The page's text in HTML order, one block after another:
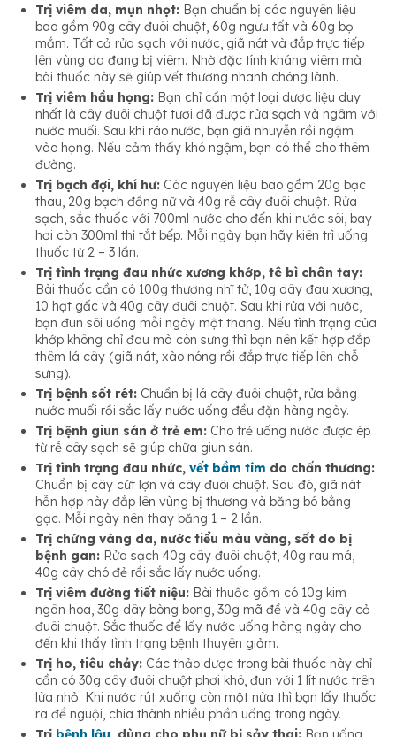
Trị viêm da, mụn nhọt: Bạn chuẩn bị các nguyên liệu
bao gồm 90g cây đuôi chuột, 60g ngưu tất và 60g bọ
mắm. Tất cả rửa sạch với nước, giã nát và đắp trực tiếp
lên vùng da đang bị viêm. Nhờ đặc tính kháng viêm mà
bài thuốc này sẽ giúp vết thương nhanh chóng lành.
Trị viêm hầu họng: Bạn chỉ cần một loại dược liệu duy
nhất là cây đuôi chuột tươi đã được rửa sạch và ngâm với
nước muối. Sau khi ráo nước, bạn giã nhuyễn rồi ngậm
vào họng. Nếu cảm thấy khó ngậm, bạn có thể cho thêm
đường.
Trị bạch đợi, khí hư: Các nguyên liệu bao gồm 20g bạc
thau, 20g bạch đồng nữ và 40g rễ cây đuôi chuột. Rửa
sạch, sắc thuốc với 700ml nước cho đến khi nước sôi, bay
hơi còn 300ml thì tắt bếp. Mỗi ngày bạn hãy kiên trì uống
thuốc từ 2 – 3 lần.
Trị tình trạng đau nhức xương khớp, tê bì chân tay:
Bài thuốc cần có 100g thương nhĩ tử, 10g dây đau xương,
10 hạt gấc và 40g cây đuôi chuột. Sau khi rửa với nước,
bạn đun sôi uống mỗi ngày một thang. Nếu tình trạng của
khớp không chỉ đau mà còn sưng thì bạn nên kết hợp đắp
thêm lá cây (giã nát, xào nóng rồi đắp trực tiếp lên chỗ
sưng).
Trị bệnh sốt rét: Chuẩn bị lá cây đuôi chuột, rửa bằng
nước muối rồi sắc lấy nước uống đều đặn hàng ngày.
Trị bệnh giun sán ở trẻ em: Cho trẻ uống nước được ép
từ rễ cây sạch sẽ giúp chữa giun sán.
Trị tình trạng đau nhức, vết bầm tím do chấn thương:
Chuẩn bị cây cứt lợn và cây đuôi chuột. Sau đó, giã nát
hỗn hợp này đắp lên vùng bị thương và băng bó bằng
gạc. Mỗi ngày nên thay băng 1 – 2 lần.
Trị chứng vàng da, nước tiểu màu vàng, sốt do bị
bệnh gan: Rửa sạch 40g cây đuôi chuột, 40g rau má,
40g cây chó đẻ rồi sắc lấy nước uống.
Trị viêm đường tiết niệu: Bài thuốc gồm có 10g kim
ngân hoa, 30g dây bòng bong, 30g mã đề và 40g cây cỏ
đuôi chuột. Sắc thuốc để lấy nước uống hàng ngày cho
đến khi thấy tình trạng bệnh thuyên giảm.
Trị ho, tiêu chảy: Các thảo dược trong bài thuốc này chỉ
cần có 30g cây đuôi chuột phơi khô, đun với 1 lít nước trên
lửa nhỏ. Khi nước rút xuống còn một nửa thì bạn lấy thuốc
ra để nguội, chia thành nhiều phần uống trong ngày.